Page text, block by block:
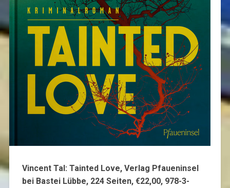
Vincent Tal: Tainted Love, Verlag Pfaueninsel
bei Bastei Lübbe, 224 Seiten, €22,00, 978-3-